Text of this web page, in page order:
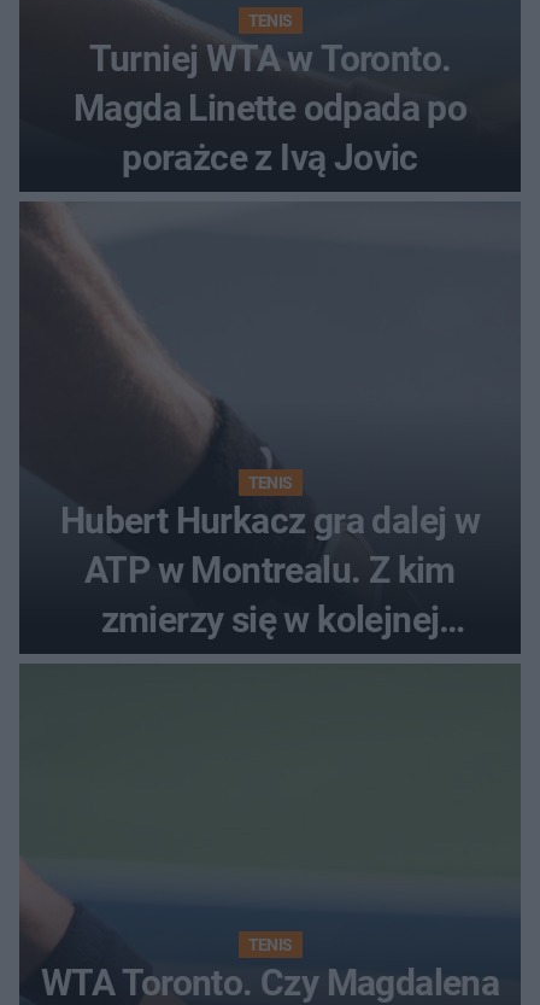
TENIS
Turniej WTA w Toronto.
Magda Linette odpada po
porażce z Ivą Jovic
TENIS
Hubert Hurkacz gra dalej w
ATP w Montrealu. Z kim
zmierzy się w kolejnej
rundzie?
TENIS
WTA Toronto. Czy Magdalena